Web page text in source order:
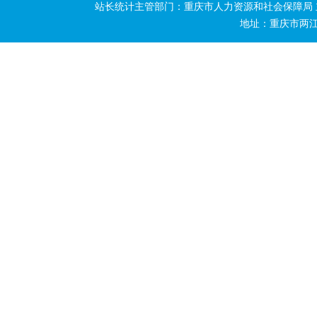
站长统计主管部门：重庆市人力资源和社会保障
地址：重庆市两